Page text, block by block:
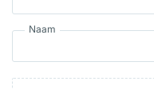
Naam